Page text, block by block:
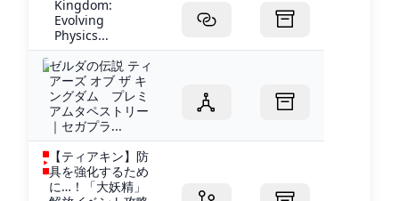
Kingdom:
Evolving
Physics...
ゼルダの伝説 ティ
アーズ オブ ザ キ
ングダム プレミ
アムタペストリー
｜セガプラ...
【ティアキン】防
具を強化するため
に…！「大妖精」